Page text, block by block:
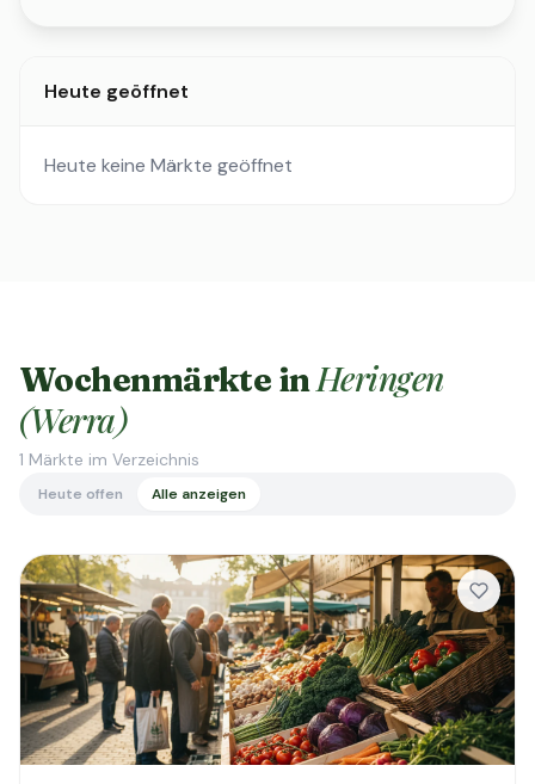
Heute geöffnet
Heute keine Märkte geöffnet
Wochenmärkte inHeringen
(Werra)
1 Märkte im Verzeichnis
Heute offen Alle anzeigen